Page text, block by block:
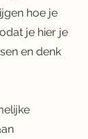
hoe je
je hier je
en denk